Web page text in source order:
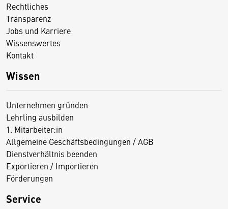
Rechtliches
Transparenz
Jobs und Karriere
Wissenswertes
Kontakt
Wissen
Unternehmen gründen
Lehrling ausbilden
1. Mitarbeiter:in
Allgemeine Geschäftsbedingungen / AGB
Dienstverhältnis beenden
Exportieren / Importieren
Förderungen
Service